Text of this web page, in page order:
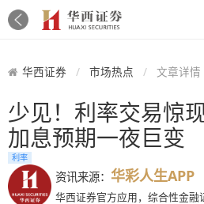
华西证券 市场热点 文章详情
少见！利率交易惊
加息预期一夜巨变
利率
资讯来源： 华彩人生APP
华西证券官方应用，综合性金融